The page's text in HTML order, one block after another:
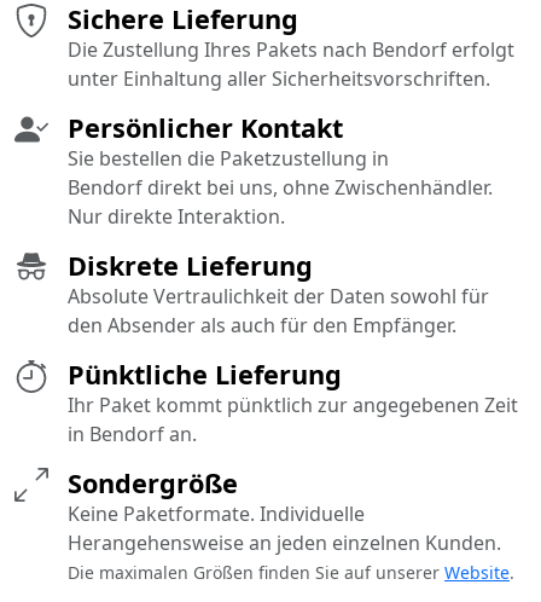
Pünktliche Lieferung
Ihr Paket kommt pünktlich zur angegebenen Zeit
in Bendorf an.
Sichere Lieferung
Die Zustellung Ihres Pakets nach Bendorf erfolgt
unter Einhaltung aller Sicherheitsvorschriften.
Diskrete Lieferung
Absolute Vertraulichkeit der Daten sowohl für
den Absender als auch für den Empfänger.
Persönlicher Kontakt
Sie bestellen die Paketzustellung in
Bendorf direkt bei uns, ohne Zwischenhändler.
Nur direkte Interaktion.
Sondergröße
Keine Paketformate. Individuelle
Herangehensweise an jeden einzelnen Kunden.
Die maximalen Größen finden Sie auf unserer Website.